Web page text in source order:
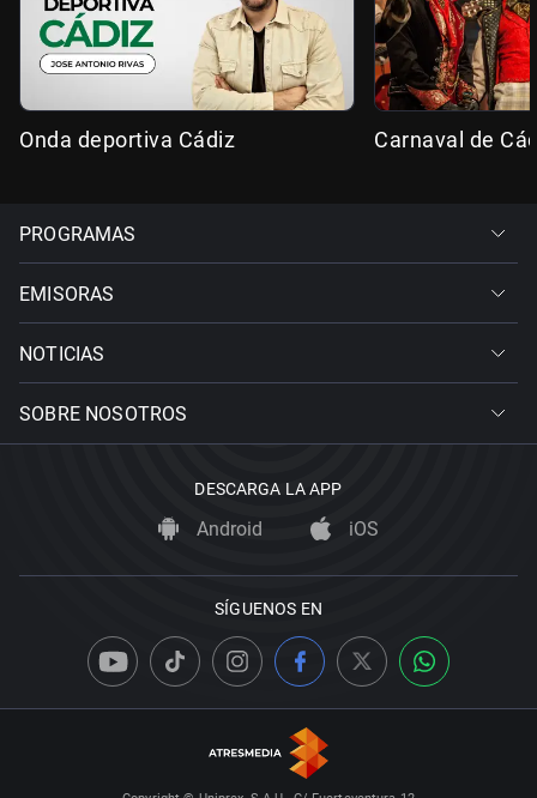
Onda deportiva Cádiz Carnaval de
PROGRAMAS
EMISORAS
NOTICIAS
SOBRE NOSOTROS
DESCARGA LA APP
Android iOS
SÍGUENOS EN